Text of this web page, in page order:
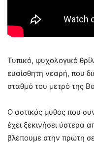
Τυπικό, ψυχολογικό
ευαίσθητη νεαρή, που
σταθμό του μετρό της
Ο αστικός μύθος που
έχει ξεκινήσει ύστερα
βλέπουμε στην πρώτη